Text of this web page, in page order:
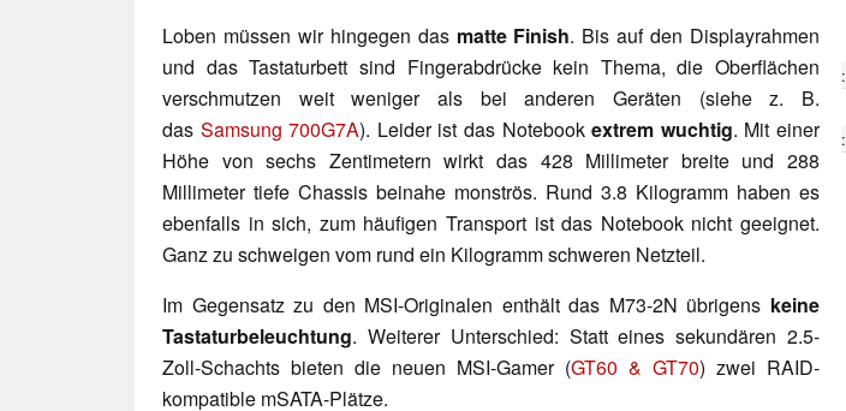
Loben müssen wir hingegen das matte Finish. Bis auf den Displayrahmen
und das Tastaturbett sind Fingerabdrücke kein Thema, die Oberflächen
verschmutzen weit weniger als bei anderen Geräten (siehe z. B.
das Samsung 700G7A). Leider ist das Notebookextrem wuchtig. Mit einer
Höhe von sechs Zentimetern wirkt das 428 Millimeter breite und 288
Millimeter tiefe Chassis beinahe monströs. Rund 3.8 Kilogramm haben es
ebenfalls in sich, zum häufigen Transport ist das Notebook nicht geeignet.
Ganz zu schweigen vom rund ein Kilogramm schweren Netzteil.
Im Gegensatz zu den MSI-Originalen enthält das M73-2N übrigens keine
Tastaturbeleuchtung. Weiterer Unterschied: Statt eines sekundären 2.5-
Zoll-Schachts bieten die neuen MSI-Gamer (GT60 & GT70) zwei RAID-
kompatible mSATA-Plätze.